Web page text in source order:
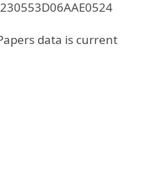
data is current